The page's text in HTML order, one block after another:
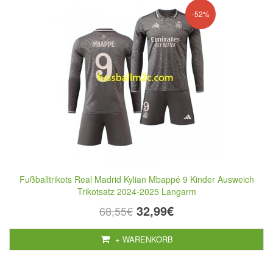
-52%
Fußballtrikots Real Madrid Kylian Mbappé 9 Kinder Ausweich
Trikotsatz 2024-2025 Langarm
68,55€ 32,99€
+ WARENKORB